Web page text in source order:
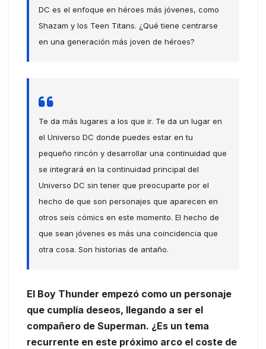
DC es el enfoque en héroes más jóvenes, como
Shazam y los Teen Titans. ¿Qué tiene centrarse
en una generación más joven de héroes?
Te da más lugares a los que ir. Te da un lugar en
el Universo DC donde puedes estar en tu
pequeño rincón y desarrollar una continuidad que
se integrará en la continuidad principal del
Universo DC sin tener que preocuparte por el
hecho de que son personajes que aparecen en
otros seis cómics en este momento. El hecho de
que sean jóvenes es más una coincidencia que
otra cosa. Son historias de antaño.
El Boy Thunder empezó como un personaje
que cumplía deseos, llegando a ser el
compañero de Superman. ¿Es un tema
recurrente en este próximo arco el coste de